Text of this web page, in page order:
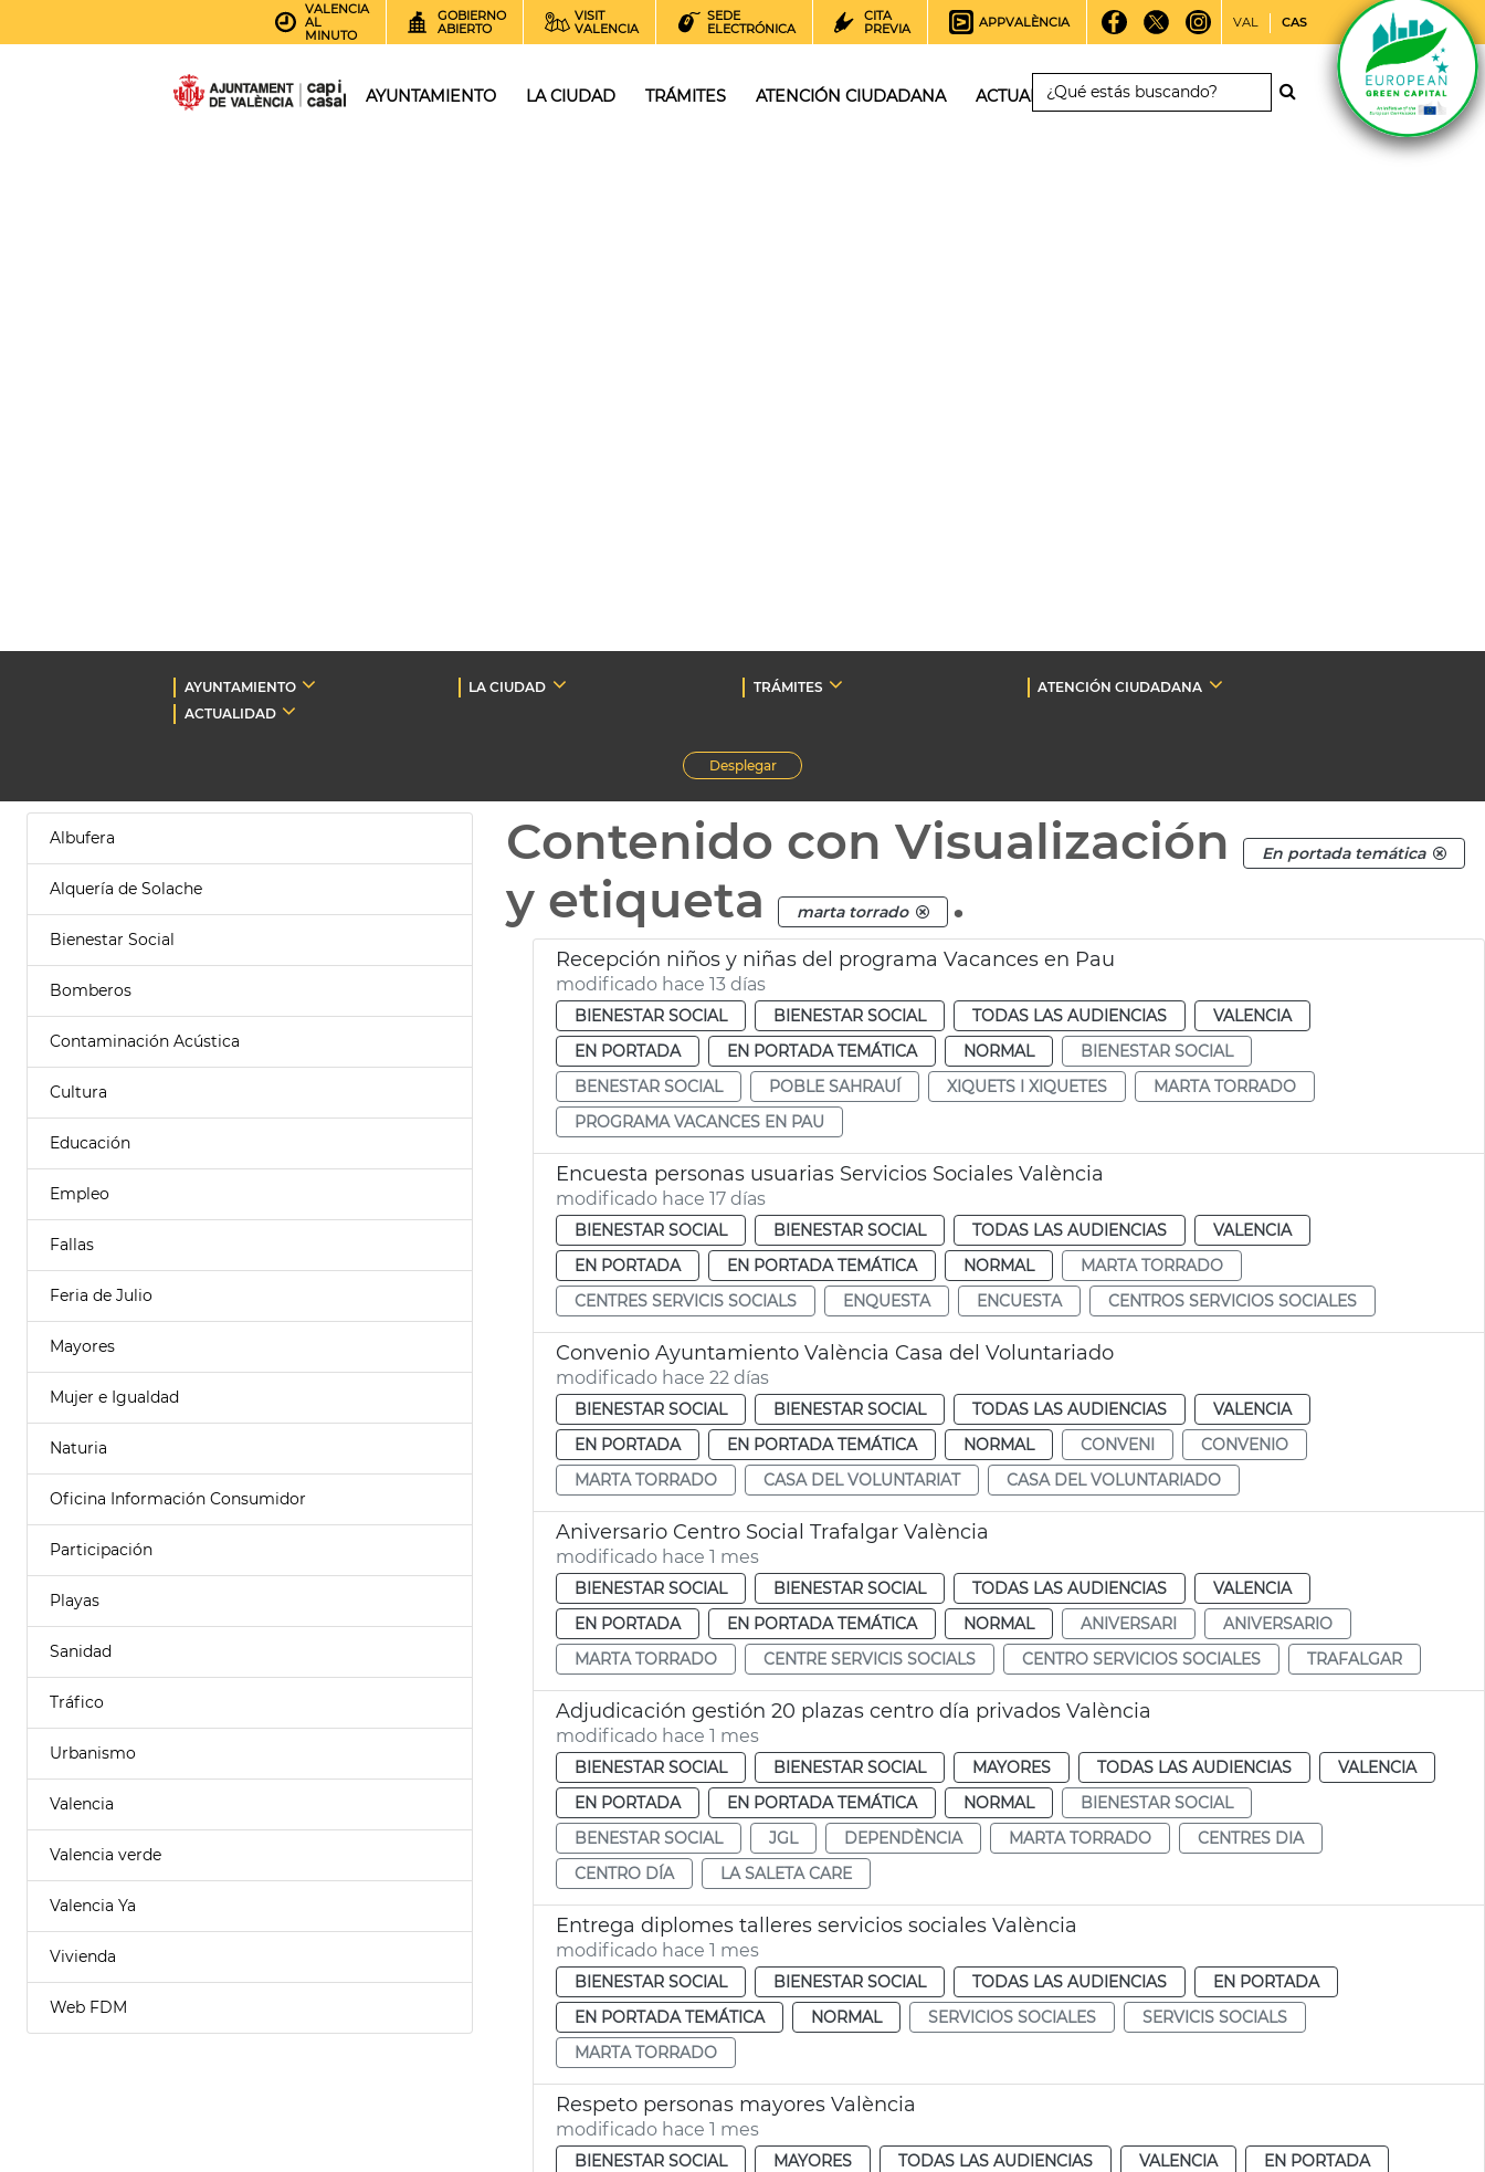
VALENCIA
AL
MINUTO
GOBIERNO
ABIERTO
VISIT
VALENCIA
SEDE
ELECTRÓNICA
CITA
PREVIA
APPVALÈNCIA VAL CAS
AYUNTAMIENTO LA CIUDAD TRÁMITES ATENCIÓN CIUDADANA ACTUALIDAD
AYUNTAMIENTO LA CIUDAD TRÁMITES
ATENCIÓN CIUDADANA
ACTUALIDAD
Desplegar
Albufera
Alquería de Solache
Bienestar Social
Bomberos
Contaminación Acústica
Cultura
Educación
Empleo
Fallas
Feria de Julio
Mayores
Mujer e Igualdad
Naturia
Oficina Información Consumidor
Participación
Playas
Sanidad
Tráfico
Urbanismo
Valencia
Valencia verde
Valencia Ya
Vivienda
Web FDM
Contenido con Visualización En portada temática
y etiqueta marta torrado .
Recepción niños y niñas del programa Vacances en Pau
modificado hace 13 días
BIENESTAR SOCIAL BIENESTAR SOCIAL TODAS LAS AUDIENCIAS
VALENCIA
EN PORTADA
EN PORTADA TEMÁTICA NORMAL
BIENESTAR SOCIAL
BENESTAR SOCIAL
POBLE SAHRAUÍ XIQUETS I XIQUETES
MARTA TORRADO
PROGRAMA VACANCES EN PAU
Encuesta personas usuarias Servicios Sociales València
modificado hace 17 días
BIENESTAR SOCIAL BIENESTAR SOCIAL TODAS LAS AUDIENCIAS
VALENCIA
EN PORTADA
EN PORTADA TEMÁTICA NORMAL
MARTA TORRADO
CENTRES SERVICIS SOCIALS
ENQUESTA ENCUESTA CENTROS SERVICIOS SOCIALES
Convenio Ayuntamiento València Casa del Voluntariado
modificado hace 22 días
BIENESTAR SOCIAL BIENESTAR SOCIAL TODAS LAS AUDIENCIAS
VALENCIA
EN PORTADA
EN PORTADA TEMÁTICA NORMAL CONVENI
CONVENIO
MARTA TORRADO
CASA DEL VOLUNTARIAT CASA DEL VOLUNTARIADO
Aniversario Centro Social Trafalgar València
modificado hace 1 mes
BIENESTAR SOCIAL BIENESTAR SOCIAL TODAS LAS AUDIENCIAS
VALENCIA
EN PORTADA
EN PORTADA TEMÁTICA NORMAL ANIVERSARI
ANIVERSARIO
MARTA TORRADO
CENTRE SERVICIS SOCIALS CENTRO SERVICIOS SOCIALES TRAFALGAR
Adjudicación gestión 20 plazas centro día privados València
modificado hace 1 mes
BIENESTAR SOCIAL BIENESTAR SOCIAL MAYORES TODAS LAS AUDIENCIAS
VALENCIA
EN PORTADA
EN PORTADA TEMÁTICA NORMAL
BIENESTAR SOCIAL
BENESTAR SOCIAL
JGL DEPENDÈNCIA MARTA TORRADO
CENTRES DIA
CENTRO DÍA
LA SALETA CARE
Entrega diplomes talleres servicios sociales València
modificado hace 1 mes
BIENESTAR SOCIAL BIENESTAR SOCIAL TODAS LAS AUDIENCIAS
EN PORTADA
EN PORTADA TEMÁTICA
NORMAL SERVICIOS SOCIALES
SERVICIS SOCIALS
MARTA TORRADO
Respeto personas mayores València
modificado hace 1 mes
BIENESTAR SOCIAL MAYORES TODAS LAS AUDIENCIAS VALENCIA
EN PORTADA